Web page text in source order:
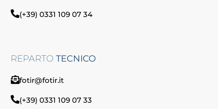
(+39) 0331 109 07 34
REPARTOTECNICO
fotir@fotir.it
(+39) 0331 109 07 33